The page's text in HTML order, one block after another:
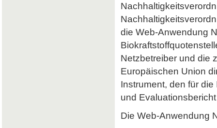
die Web-Anwendung
Netzbetreiber und die
Europäischen Union
Instrument, den für
und
Die Web-Anwendung